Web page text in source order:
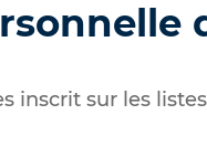
inscrit sur les